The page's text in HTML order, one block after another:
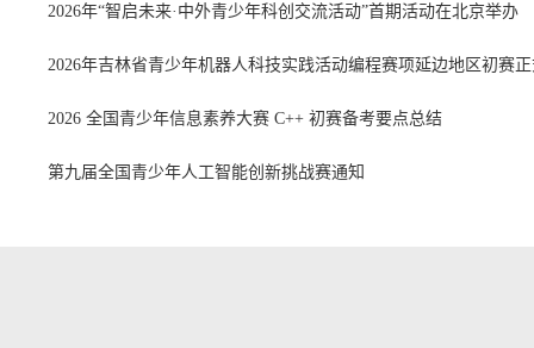
2026年“智启未来·中外青少年科创交流活动”首期活动在北京举办
2026年吉林省青少年机器人科技实践活动编程赛项延边地区初赛
2026 全国青少年信息素养大赛 C++ 初赛备考要点总结
第九届全国青少年人工智能创新挑战赛通知